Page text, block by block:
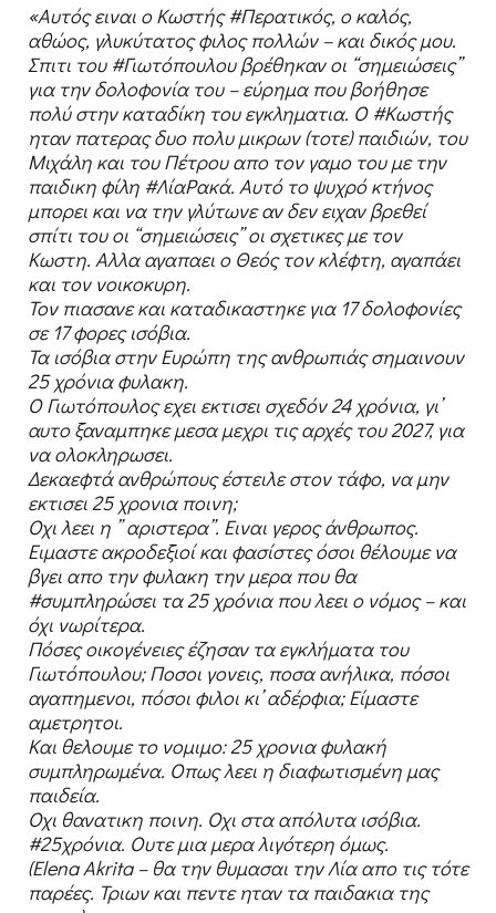
«Αυτός ειναι ο Κωστής #Περατικός, ο καλός,
αθώος, γλυκύτατος φιλος πολλών – και δικός μου.
Σπιτι του #Γιωτόπουλου βρέθηκαν οι “σημειώσεις”
για την δολοφονία του – εύρημα που βοήθησε
πολύ στην καταδίκη του εγκληματια. Ο #Κωστής
ηταν πατερας δυο πολυ μικρων (τοτε) παιδιών, του
Μιχάλη και του Πέτρου απο τον γαμο του με την
παιδικη φίλη #ΛίαΡακά. Αυτό το ψυχρό κτήνος
μπορει και να την γλύτωνε αν δεν ειχαν βρεθεί
σπίτι του οι “σημειώσεις” οι σχετικες με τον
Κωστη. Αλλα αγαπαει ο Θεός τον κλέφτη, αγαπάει
και τον νοικοκυρη.
Τον πιασανε και καταδικαστηκε για 17 δολοφονίες
σε 17 φορες ισόβια.
Τα ισόβια στην Ευρώπη της ανθρωπιάς σημαινουν
25 χρόνια φυλακη.
Ο Γιωτόπουλος εχει εκτισει σχεδόν 24 χρόνια, γι’
αυτο ξαναμπηκε μεσα μεχρι τις αρχές του 2027, για
να ολοκληρωσει.
Δεκαεφτά ανθρώπους έστειλε στον τάφο, να μην
εκτισει 25 χρονια ποινη;
Οχι λεει η ” αριστερα”. Ειναι γερος άνθρωπος.
Ειμαστε ακροδεξιοί και φασίστες όσοι θέλουμε να
βγει απο την φυλακη την μερα που θα
#συμπληρώσει τα 25 χρόνια που λεει ο νόμος – και
όχι νωρίτερα.
Πόσες οικογένειες έζησαν τα εγκλήματα του
Γιωτόπουλου; Ποσοι γονεις, ποσα ανήλικα, πόσοι
αγαπημενοι, πόσοι φιλοι κι’ αδέρφια; Είμαστε
αμετρητοι.
Και θελουμε το νομιμο: 25 χρονια φυλακή
συμπληρωμένα. Οπως λεει η διαφωτισμένη μας
παιδεία.
Οχι θανατικη ποινη. Οχι στα απόλυτα ισόβια.
#25χρόνια. Ουτε μια μερα λιγότερη όμως.
(Elena Akrita – θα την θυμασαι την Λία απο τις τότε
παρέες. Τριων και πεντε ηταν τα παιδακια της